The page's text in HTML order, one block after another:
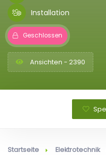
Installation
Geschlossen
Ansichten - 2390
Startseite Elektrotechnik